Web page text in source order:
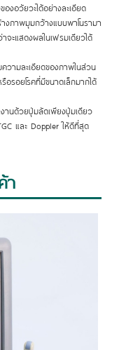
งอวัยวะได้อย่างละเอียด
งภาพมุมกว้างแบบพาโนรามา
จะแสดงผลในเฟรมเดียวได้
วามละเอียดของภาพในส่วน
รอยโรคที่มีขนาดเล็กมากได้
นด้วยปุ่มลัดเพียงปุ่มเดียว
และ Doppler ให้ดีที่สุด
า